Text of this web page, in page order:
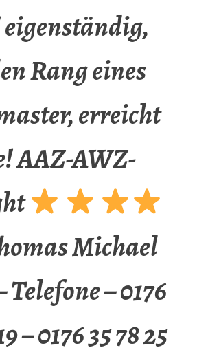
Rang eines
erreicht
AAZ-AWZ-
Michael
Telefone – 0176
– 0176 35 78 25